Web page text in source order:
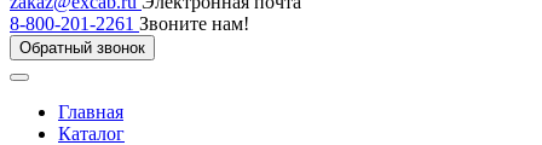
8-800-201-2261 Звоните нам!
Обратный звонок
Главная
Каталог